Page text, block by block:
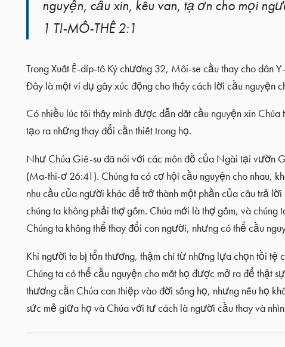
nguyện, cầu xin, kêu van, tạ ơn cho mọi
1 TI-MÔ-THÊ 2:1
Trong Xuất Ê-díp-tô Ký chương 32, Môi-se cầu thay cho dân
Đây là một ví dụ gây xúc động cho thấy cách lời cầu nguyện
Có nhiều lúc tôi thấy mình được dẫn dắt cầu nguyện xin
tạo ra những thay đổi cần thiết trong họ.
Như Chúa Giê-su đã nói với các môn đồ của Ngài tại vườn
(Ma-thi-ơ 26:41). Chúng ta có cơ hội cầu nguyện cho nhau,
nhu cầu của người khác để trở thành một phần của câu trả
chúng ta không phải thợ gốm. Chúa mới là thợ gốm, và
Chúng ta không thể thay đổi con người, nhưng có thể cầu
Khi người ta bị tổn thương, thậm chí từ những lựa chọn tồi tệ
Chúng ta có thể cầu nguyện cho mắt họ được mở ra để thật
thương cần Chúa can thiệp vào đời sống họ, nhưng nếu họ
sức mẻ giữa họ và Chúa với tư cách là người cầu thay và